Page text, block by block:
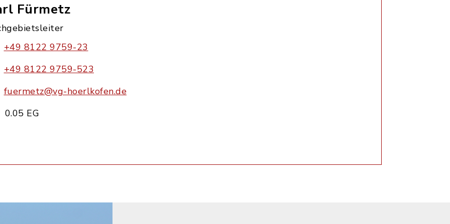
Fürmetz
+49 8122 9759-23
+49 8122 9759-523
fuermetz@vg-hoerlkofen.de
0.05 EG